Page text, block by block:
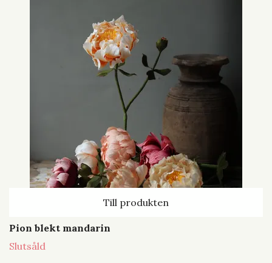
Till produkten
Pion blekt mandarin
Slutsåld